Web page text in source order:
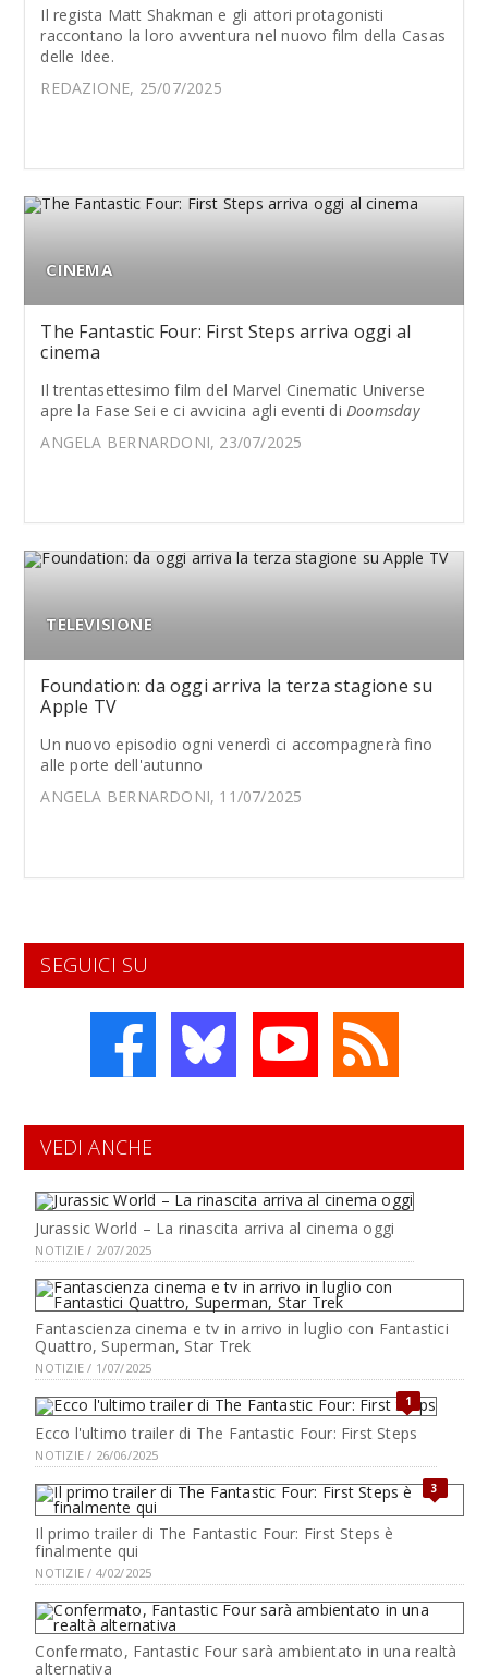
Il regista Matt Shakman e gli attori protagonisti
raccontano la loro avventura nel nuovo film della Casas
delle Idee.
REDAZIONE, 25/07/2025
CINEMA
The Fantastic Four: First Steps arriva oggi al
cinema
Il trentasettesimo film del Marvel Cinematic Universe
apre la Fase Sei e ci avvicina agli eventi diDoomsday
ANGELA BERNARDONI, 23/07/2025
TELEVISIONE
Foundation: da oggi arriva la terza stagione su
Apple TV
Un nuovo episodio ogni venerdì ci accompagnerà fino
alle porte dell'autunno
ANGELA BERNARDONI, 11/07/2025
SEGUICI SU
VEDI ANCHE
Jurassic World – La rinascita arriva al cinema oggi
NOTIZIE / 2/07/2025
Fantascienza cinema e tv in arrivo in luglio con Fantastici
Quattro, Superman, Star Trek
NOTIZIE / 1/07/2025
1
Ecco l'ultimo trailer di The Fantastic Four: First Steps
NOTIZIE / 26/06/2025
3
Il primo trailer di The Fantastic Four: First Steps è
finalmente qui
NOTIZIE / 4/02/2025
Confermato, Fantastic Four sarà ambientato in una realtà
alternativa